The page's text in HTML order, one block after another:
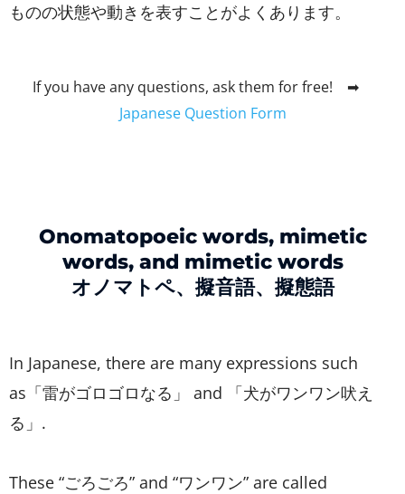
ものの状態や動きを表すことがよくあります。
If you have any questions, ask them for free! ➡
Japanese Question Form
Onomatopoeic words, mimetic
words, and mimetic words
オノマトペ、擬音語、擬態語
In Japanese, there are many expressions such
as「雷がゴロゴロなる」 and 「犬がワンワン吠え
る」.
These “ごろごろ” and “ワンワン” are called